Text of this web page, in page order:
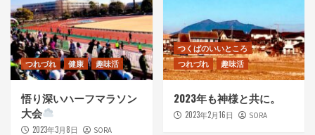
つれづれ 健康 趣味活
悟り深いハーフマラソン
大会
2023年3月8日 SORA
つくばのいいところ
つれづれ
趣味活
2023年も神様と共に。
2023年2月16日 SORA